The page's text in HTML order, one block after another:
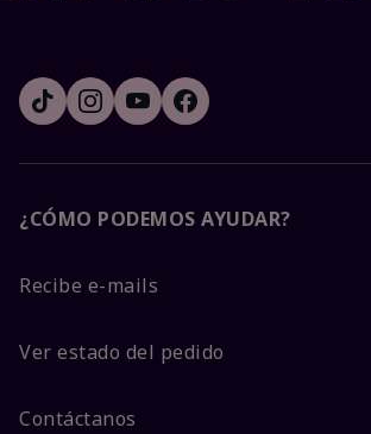
¿CÓMO PODEMOS AYUDAR?
Recibe e-mails
Ver estado del pedido
Contáctanos